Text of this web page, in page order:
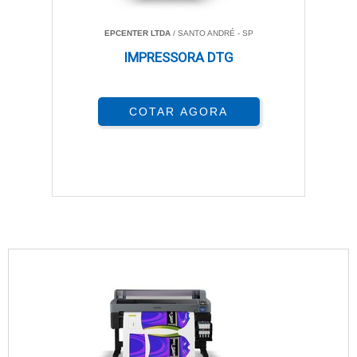
EPCENTER LTDA/ SANTO ANDRÉ - SP
IMPRESSORA DTG
COTAR AGORA